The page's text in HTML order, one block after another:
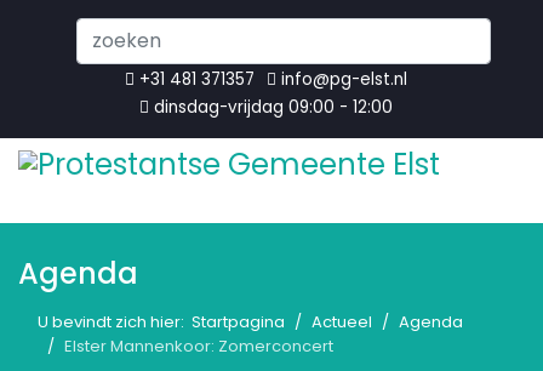
...
+31 481 371357
info@pg-elst.nl
dinsdag-vrijdag 09:00 - 12:00
Agenda
U bevindt zich hier: Startpagina Actueel
Agenda
Elster Mannenkoor: Zomerconcert